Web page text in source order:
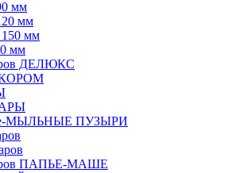
мм
мм
мм
мм
ДЕЛЮКС
МЫЛЬНЫЕ ПУЗЫРИ
ПАПЬЕ-МАШЕ